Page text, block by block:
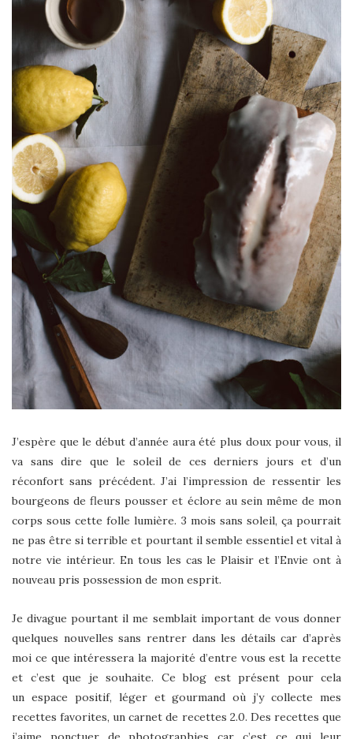
J’espère que le début d’année aura été plus doux pour vous, il
va sans dire que le soleil de ces derniers jours et d’un
réconfort sans précédent. J’ai l’impression de ressentir les
bourgeons de fleurs pousser et éclore au sein même de mon
corps sous cette folle lumière. 3 mois sans soleil, ça pourrait
ne pas être si terrible et pourtant il semble essentiel et vital à
notre vie intérieur. En tous les cas le Plaisir et l’Envie ont à
nouveau pris possession de mon esprit.
Je divague pourtant il me semblait important de vous donner
quelques nouvelles sans rentrer dans les détails car d’après
moi ce que intéressera la majorité d’entre vous est la recette
et c’est que je souhaite. Ce blog est présent pour cela
un espace positif, léger et gourmand où j’y collecte mes
recettes favorites, un carnet de recettes 2.0. Des recettes que